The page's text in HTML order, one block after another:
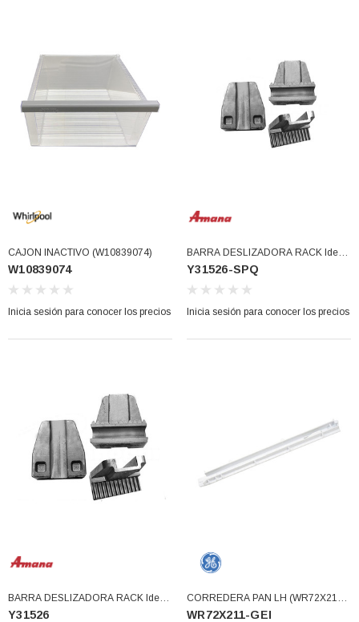
AH388034,
precios
360130 W10239909 228C2007P001 (3934469)
3934469
Inicia sesión para conocer los precios
CAJON INACTIVO (W10839074)
W10839074
Inicia sesión para conocer los precios
BARRA DESLIZADORA RACK Idem
31526 ORIGINAL (Y31526-SPQ)
Y31526-SPQ
Inicia sesión para conocer los precios
BARRA DESLIZADORA RACK Idem
31526 201664 (Y31526)
Y31526
CORREDERA PAN LH (WR72X211-
GEI)
WR72X211-GEI